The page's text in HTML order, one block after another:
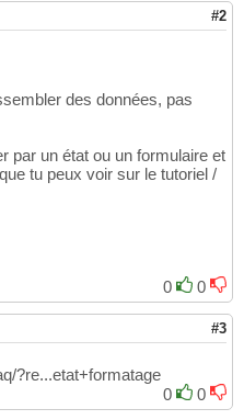
#2
des données, pas
par un état ou un formulaire et
tu peux voir sur le tutoriel /
0
0
#3
?re...etat+formatage
0
0